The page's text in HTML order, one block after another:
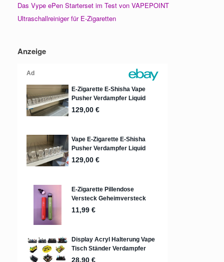
Das Vype ePen Starterset im Test von VAPEPOINT
Ultraschallreiniger für E-Zigaretten
Anzeige